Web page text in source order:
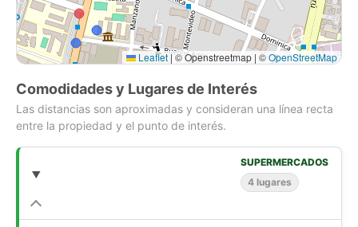
Leaflet |© Openstreetmap | ©OpenStreetMap
Comodidades y Lugares de Interés
Las distancias son aproximadas y consideran una línea recta
entre la propiedad y el punto de interés.
SUPERMERCADOS
4 lugares